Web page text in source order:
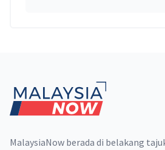
MalaysiaNow berada di belakang